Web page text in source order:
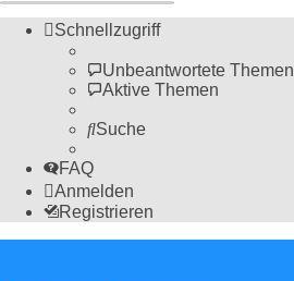
Schnellzugriff
Unbeantwortete Themen
Aktive Themen
Suche
FAQ
Anmelden
Registrieren